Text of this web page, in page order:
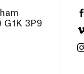
G1K 3P9